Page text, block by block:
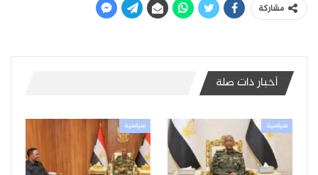
مشاركة
أخبار ذات صلة
سياسية سياسية